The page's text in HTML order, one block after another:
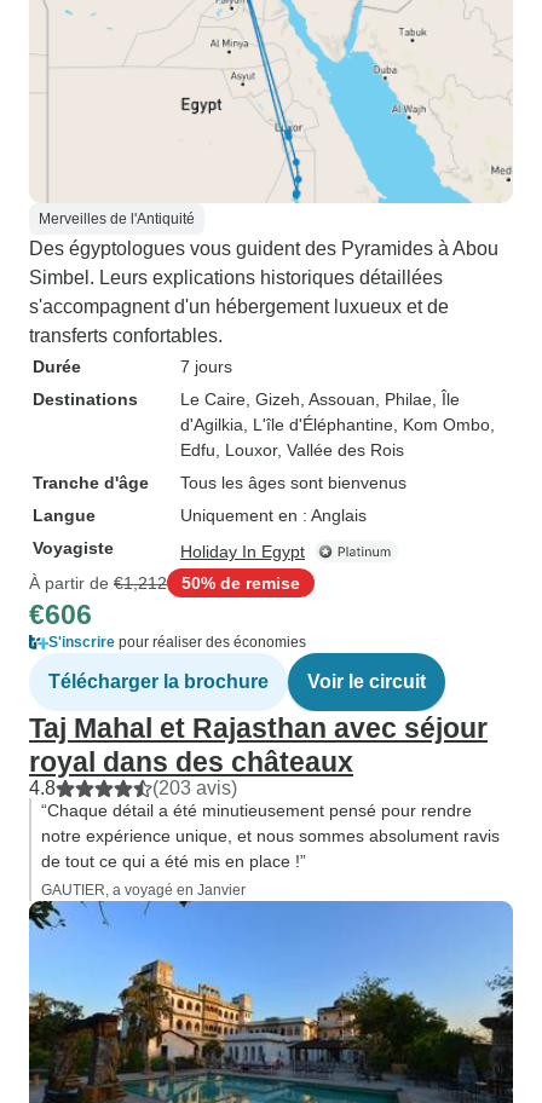
Merveilles de l'Antiquité
Des égyptologues vous guident des Pyramides à Abou
Simbel. Leurs explications historiques détaillées
s'accompagnent d'un hébergement luxueux et de
transferts confortables.
Durée
7 jours
Destinations
Le Caire , Gizeh , Assouan , Philae , Île
d'Agilkia , L'île d'Éléphantine , Kom Ombo
Edfu , Louxor, Vallée des Rois
Tranche d'âge
Tous les âges sont bienvenus
Langue
Uniquement en : Anglais
Voyagiste
Holiday In Egypt
À partir de €1,212 50% de remise
€606
S'inscrire pour réaliser des économies
Télécharger la brochure Voir le circuit
Taj Mahal et Rajasthan avec séjour
royal dans des châteaux
4.8 (203 avis)
“Chaque détail a été minutieusement pensé pour rendre
notre expérience unique, et nous sommes absolument ravis
de tout ce qui a été mis en place !”
GAUTIER, a voyagé en Janvier